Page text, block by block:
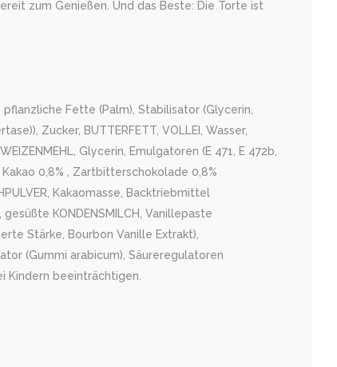
zum Genießen. Und das Beste: Die Torte ist
pflanzliche Fette (Palm), Stabilisator (Glycerin,
Zucker, BUTTERFETT, VOLLEI, Wasser,
Glycerin, Emulgatoren (E 471, E 472b,
Kakao 0,8% , Zartbitterschokolade 0,8%
Kakaomasse, Backtriebmittel
KONDENSMILCH, Vanillepaste
Stärke, Bourbon Vanille Extrakt),
(Gummi arabicum), Säureregulatoren
Kindern beeinträchtigen.